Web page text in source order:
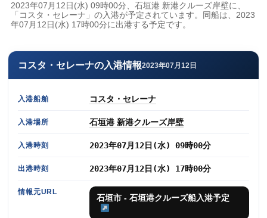
2023年07月12日(水) 09時00分、石垣港 新港クルーズ岸壁に、
「コスタ・セレーナ」の入港が予定されています。同船は、2023
年07月12日(水) 17時00分に出港する予定です。
コスタ・セレーナの入港情報2023年07月12日
入港船舶 コスタ・セレーナ
入港場所 石垣港 新港クルーズ岸壁
入港時刻 2023年07月12日(水) 09時00分
出港時刻 2023年07月12日(水) 17時00分
情報元URL
石垣市 - 石垣港クルーズ船入港予定
新規登録 パスワードを忘れた方